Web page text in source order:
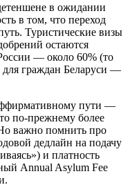
в ожидании
в том, что переход
Туристические визы
остаются
— около 60% (то
для граждан Беларуси —
пути —
по-прежнему более
важно помнить про
дедлайн на подачу
и платность
Annual Asylum Fee